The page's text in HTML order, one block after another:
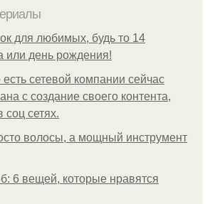
для любимых, будь то 14
или день рождения!
есть сетевой компании сейчас
с создание своего контента,
соц сетях.
волосы, а мощный инструмент
6 вещей, которые нравятся